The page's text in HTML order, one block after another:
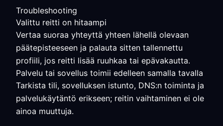
Troubleshooting
Valittu reitti on hitaampi
Vertaa suoraa yhteyttä yhteen lähellä olevaan
päätepisteeseen ja palauta sitten tallennettu
profiili, jos reitti lisää ruuhkaa tai epävakautta.
Palvelu tai sovellus toimii edelleen samalla tavalla
Tarkista tili, sovelluksen istunto, DNS:n toiminta ja
palvelukäytäntö erikseen; reitin vaihtaminen ei ole
ainoa muuttuja.